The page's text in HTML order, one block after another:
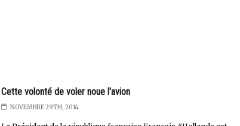
Cette volonté de voler noue l'avion
NOVEMBRE 29TH, 2014